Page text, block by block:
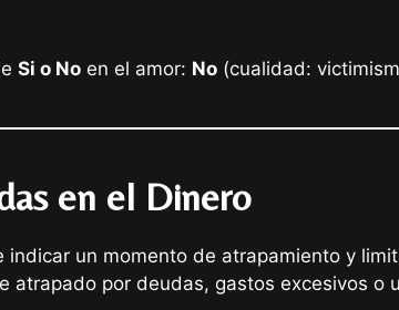
Si o No en el amor: No (cualidad:
en el Dinero
indicar un momento de atrapamiento y
atrapado por deudas, gastos excesivos